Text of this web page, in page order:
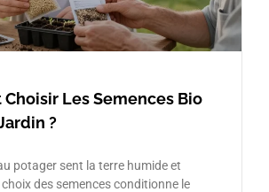
Les Semences Bio
?
potager sent la terre humide et
choix des semences conditionne le